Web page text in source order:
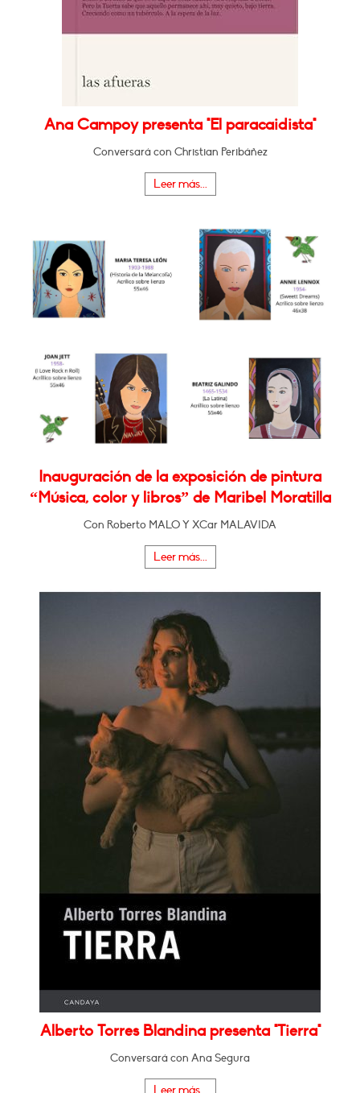
Ana Campoy presenta "El paracaidista"
Conversará con Christian Peribáñez
Leer más...
Inauguración de la exposición de pintura
“Música, color y libros” de Maribel Moratilla
Con Roberto MALO Y XCar MALAVIDA
Leer más...
Alberto Torres Blandina presenta "Tierra"
Conversará con Ana Segura
Leer más...